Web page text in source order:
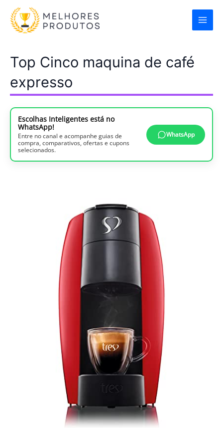
para
Top Cinco maquina de café
expresso
Escolhas Inteligentes está no
WhatsApp!
Entre no canal e acompanhe guias de
compra, comparativos, ofertas e cupons
selecionados.
WhatsApp